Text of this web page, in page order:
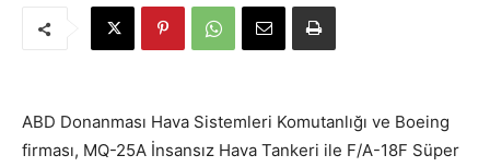
ABD Donanması Hava Sistemleri Komutanlığı ve Boeing
firması, MQ-25A İnsansız Hava Tankeri ile F/A-18F Süper